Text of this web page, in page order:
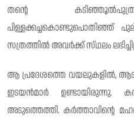
തന്റെ
പിള്ളക്കച്ചകൊണ്ടുപൊതിഞ്ഞ്
സത്രത്തിൽ അവർക്ക് സ്‌ഥലം
ആ പ്രദേശത്തെ വയലുകളിൽ,
ഇടയൻമാർ ഉണ്ടായിരുന്നു.
അടുത്തെത്തി. കർത്താവിന്റെ